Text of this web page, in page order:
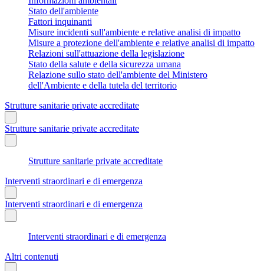
Stato dell'ambiente
Fattori inquinanti
Misure incidenti sull'ambiente e relative analisi di impatto
Misure a protezione dell'ambiente e relative analisi di impatto
Relazioni sull'attuazione della legislazione
Stato della salute e della sicurezza umana
Relazione sullo stato dell'ambiente del Ministero
dell'Ambiente e della tutela del territorio
Strutture sanitarie private accreditate
Strutture sanitarie private accreditate
Strutture sanitarie private accreditate
Interventi straordinari e di emergenza
Interventi straordinari e di emergenza
Interventi straordinari e di emergenza
Altri contenuti